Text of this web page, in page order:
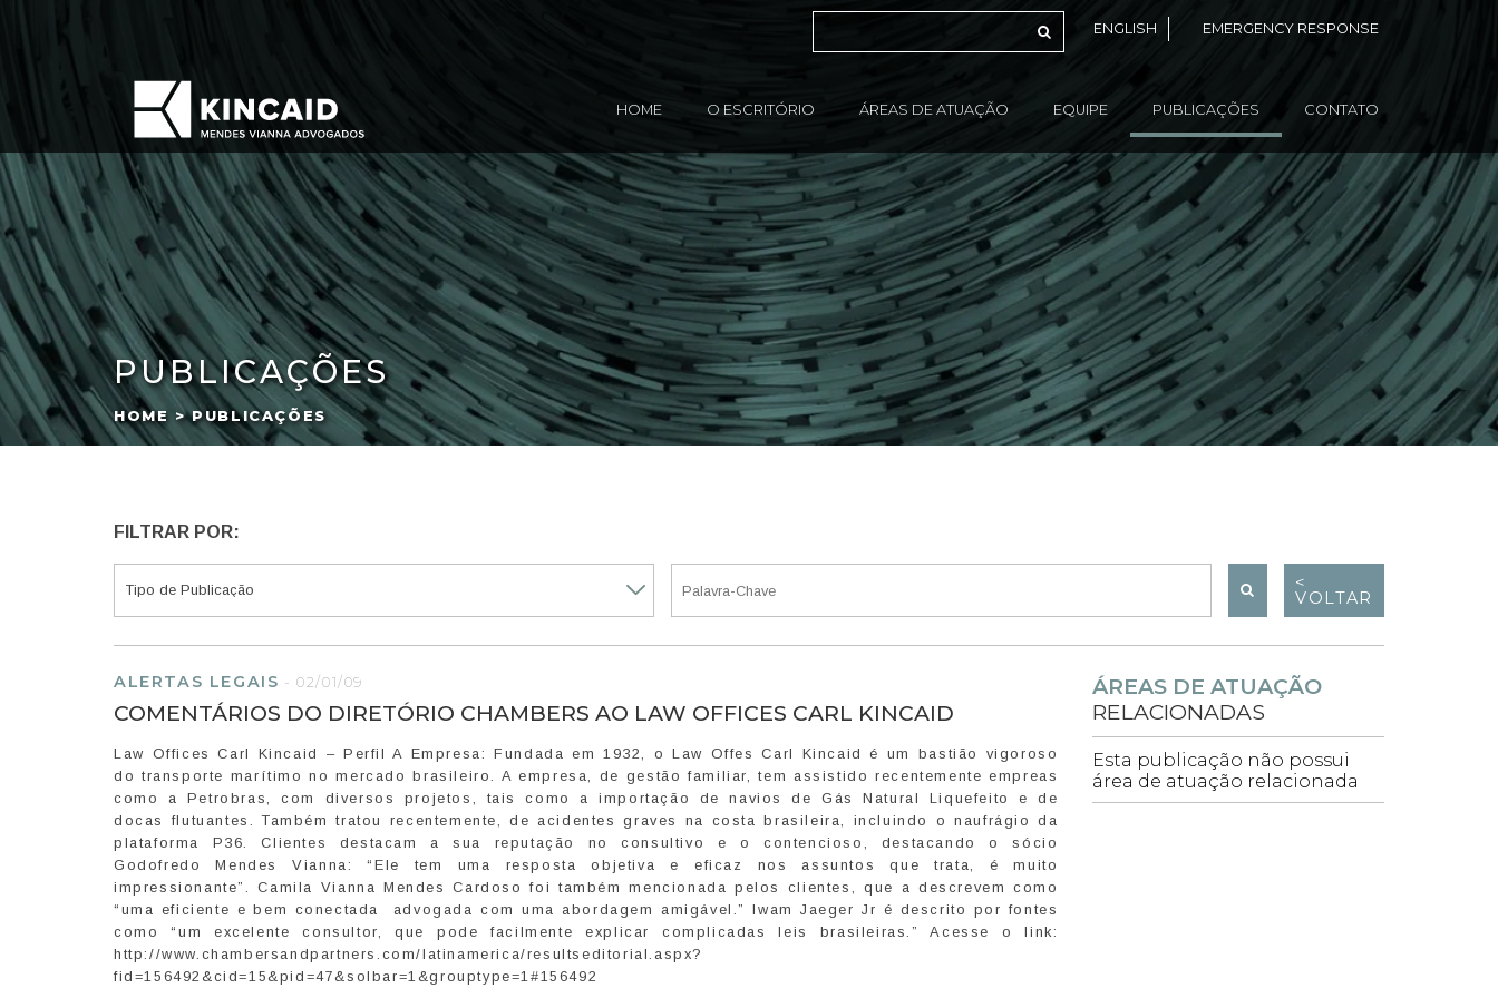
ENGLISH EMERGENCY RESPONSE
HOME O ESCRITÓRIO ÁREAS DE ATUAÇÃO EQUIPE PUBLICAÇÕES CONTATO
PUBLICAÇÕES
HOME > PUBLICAÇÕES
FILTRAR POR:
<
VOLTAR
ALERTAS LEGAIS -02/01/09
COMENTÁRIOS DO DIRETÓRIO CHAMBERS AO LAW OFFICES CARL KINCAID
Law Offices Carl Kincaid – Perfil A Empresa: Fundada em 1932, o Law Offes Carl Kincaid é um bastião vigoroso
do transporte marítimo no mercado brasileiro. A empresa, de gestão familiar, tem assistido recentemente empreas
como a Petrobras, com diversos projetos, tais como a importação de navios de Gás Natural Liquefeito e de
docas flutuantes. Também tratou recentemente, de acidentes graves na costa brasileira, incluindo o naufrágio da
plataforma P36. Clientes destacam a sua reputação no consultivo e o contencioso, destacando o sócio
Godofredo Mendes Vianna: “Ele tem uma resposta objetiva e eficaz nos assuntos que trata, é muito
impressionante”. Camila Vianna Mendes Cardoso foi também mencionada pelos clientes, que a descrevem como
“uma eficiente e bem conectada advogada com uma abordagem amigável.” Iwam Jaeger Jr é descrito por fontes
como “um excelente consultor, que pode facilmente explicar complicadas leis brasileiras.” Acesse o link:
http://www.chambersandpartners.com/latinamerica/resultseditorial.aspx?
fid=156492&cid=15&pid=47&solbar=1&grouptype=1#156492
ÁREAS DE ATUAÇÃO
RELACIONADAS
Esta publicação não possui
área de atuação relacionada